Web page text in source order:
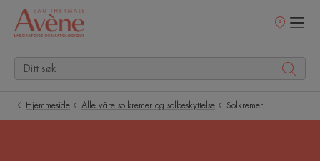
Utsalgssteder
Hjemmeside Alle våre solkremer og solbeskyttelse Solkremer